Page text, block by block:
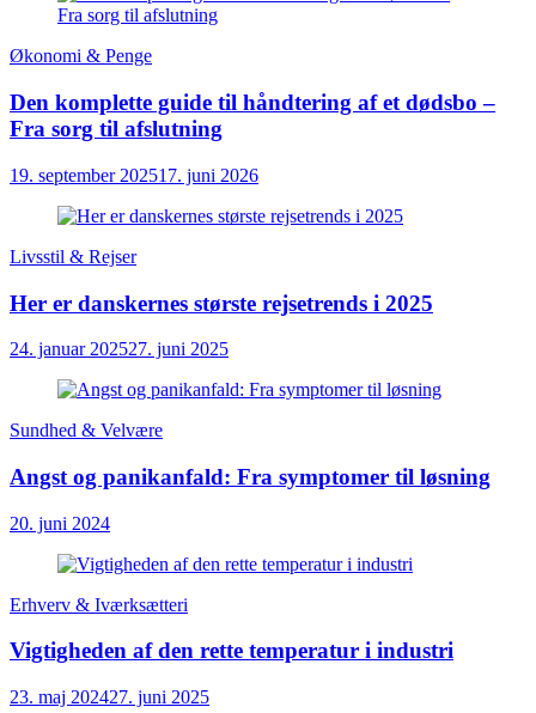
Økonomi & Penge
Den komplette guide til håndtering af et dødsbo –
Fra sorg til afslutning
19. september 202517. juni 2026
Livsstil & Rejser
Her er danskernes største rejsetrends i 2025
24. januar 202527. juni 2025
Sundhed & Velvære
Angst og panikanfald: Fra symptomer til løsning
20. juni 2024
Erhverv & Iværksætteri
Vigtigheden af den rette temperatur i industri
23. maj 202427. juni 2025